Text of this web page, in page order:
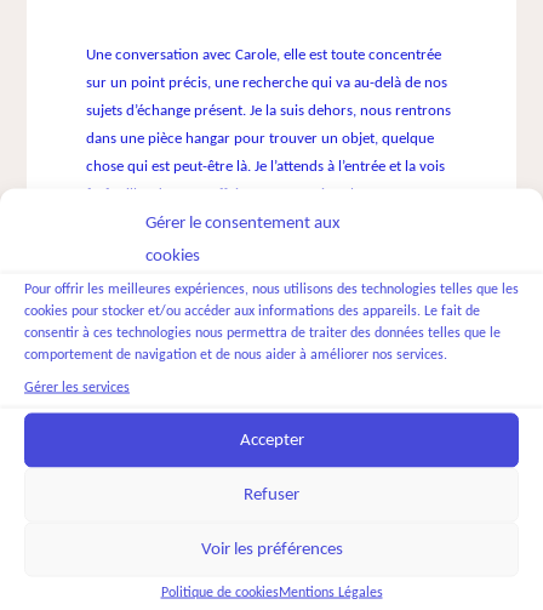
Gérer le consentement aux
cookies
Pour offrir les meilleures expériences, nous utilisons des technologies telles que les
cookies pour stocker et/ou accéder aux informations des appareils. Le fait de
consentir à ces technologies nous permettra de traiter des données telles que le
comportement de navigation et de nous aider à améliorer nos services.
Gérer les services
Accepter
Refuser
Voir les préférences
Politique de cookiesMentions Légales
Une conversation avec Carole, elle est toute concentrée
sur un point précis, une recherche qui va au-delà de nos
sujets d’échange présent. Je la suis dehors, nous rentrons
dans une pièce hangar pour trouver un objet, quelque
chose qui est peut-être là. Je l’attends à l’entrée et la vois
farfouiller dans ses affaires. Au premier plan, comme
dans un grenier, je vois un rongeur qui pointe son nez
hors d’un carton, taille rat des champs. Au fur et à
vois d’autres rongeurs de toutes tailles, dont un de la taille
d’un grand chien, tous se déplacent comme dérangés par
nous. En partant je vois une couvée, suivant la mère, de
souris claires Carole semble ne pas voir quand je lui en
parle, elle saisit mais elle est ailleurs. Je lui dis qu’ils
semblent chez eux, bien installés.
beaucoup, elles font souvent du yoga ensemble. Elles ont
penser à un lieu où elle a vécu, où elle était voisine avec